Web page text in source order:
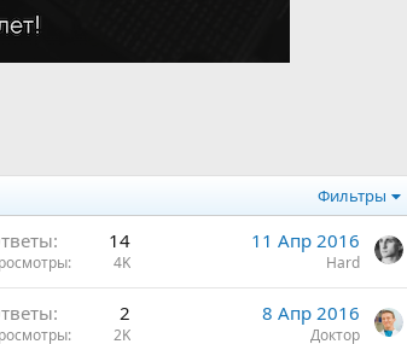
Фильтры
14
4K
11 Апр 2016
Hard
2
2K
8 Апр 2016
Доктор